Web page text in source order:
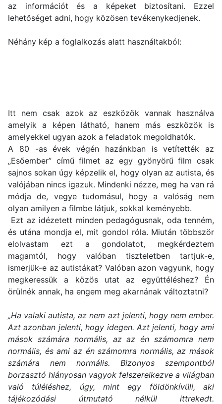
az információt és a képeket biztosítani. Ezzel
lehetőséget adni, hogy közösen tevékenykedjenek.
Néhány kép a foglalkozás alatt használtakból:
Itt nem csak azok az eszközök vannak használva
amelyik a képen látható, hanem más eszközök is
amelyekkel ugyan azok a feladatok megoldhatók.
A 80 -as évek végén hazánkban is vetítették az
„Esőember” című filmet az egy gyönyörű film csak
sajnos sokan úgy képzelik el, hogy olyan az autista, és
valójában nincs igazuk. Mindenki nézze, meg ha van rá
módja de, vegye tudomásul, hogy a valóság nem
olyan amilyen a filmbe látjuk, sokkal keményebb.
Ezt az idézetett minden pedagógusnak, oda tenném,
és utána mondja el, mit gondol róla. Miután többször
elolvastam ezt a gondolatot, megkérdeztem
magamtól, hogy valóban tiszteletben tartjuk-e,
ismerjük-e az autistákat? Valóban azon vagyunk, hogy
megkeressük a közös utat az együttéléshez? Én
örülnék annak, ha engem meg akarnának változtatni?
„Ha valaki autista, az nem azt jelenti, hogy nem ember.
Azt azonban jelenti, hogy idegen. Azt jelenti, hogy ami
mások számára normális, az az én számomra nem
normális, és ami az én számomra normális, az mások
számára nem normális. Bizonyos szempontból
borzasztó hiányosan vagyok felszerelkezve a világban
való túléléshez, úgy, mint egy földönkívüli, aki
tájékozódási útmutató nélkül ittrekedt.